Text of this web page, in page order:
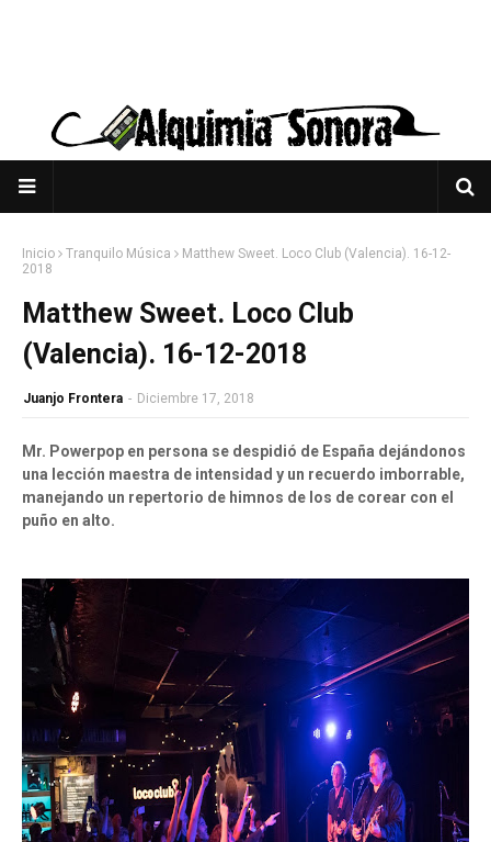
Inicio Tranquilo Música
Matthew Sweet. Loco Club (Valencia). 16-12-
2018
Matthew Sweet. Loco Club
(Valencia). 16-12-2018
Juanjo Frontera - Diciembre 17, 2018
Mr. Powerpop en persona se despidió de España dejándonos
una lección maestra de intensidad y un recuerdo imborrable,
manejando un repertorio de himnos de los de corear con el
puño en alto.